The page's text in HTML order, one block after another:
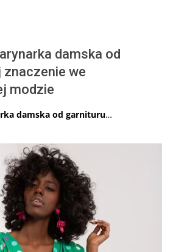
damska od
we
modzie
damska od garnituru…